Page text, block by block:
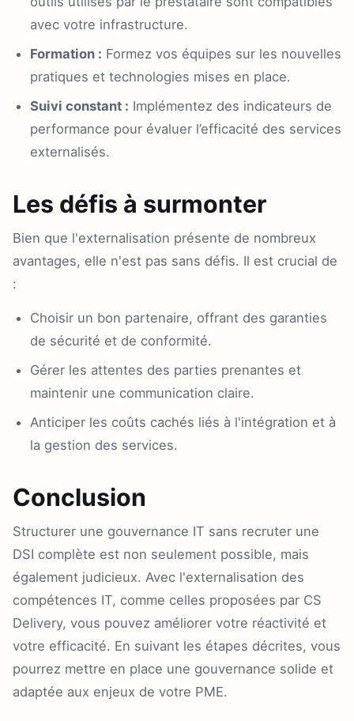
avec votre infrastructure.
Formation : Formez vos équipes sur les nouvelles
pratiques et technologies mises en place.
Suivi constant : Implémentez des indicateurs de
performance pour évaluer l’efficacité des services
externalisés.
Les défis à surmonter
Bien que l'externalisation présente de nombreux
avantages, elle n'est pas sans défis. Il est crucial de
:
Choisir un bon partenaire, offrant des garanties
de sécurité et de conformité.
Gérer les attentes des parties prenantes et
maintenir une communication claire.
Anticiper les coûts cachés liés à l'intégration et à
la gestion des services.
Conclusion
Structurer une gouvernance IT sans recruter une
DSI complète est non seulement possible, mais
également judicieux. Avec l'externalisation des
compétences IT, comme celles proposées par CS
Delivery, vous pouvez améliorer votre réactivité et
votre efficacité. En suivant les étapes décrites, vous
pourrez mettre en place une gouvernance solide et
adaptée aux enjeux de votre PME.